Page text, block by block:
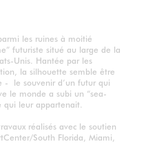
les ruines à moitié
futuriste situé au large de la
Unis. Hantée par les
la silhouette semble être
- le souvenir d’un futur qui
le monde a subi un “sea-
qui leur appartenait.
réalisés avec le soutien
South Florida, Miami,